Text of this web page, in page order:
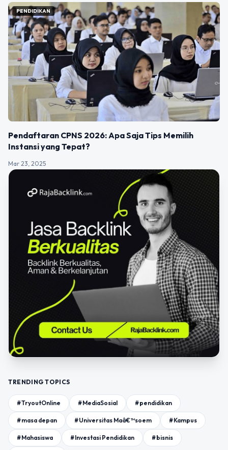
PENDIDIKAN
Pendaftaran CPNS 2026: Apa Saja Tips Memilih
Instansi yang Tepat?
Mar 23, 2025
TRENDING TOPICS
#TryoutOnline #MediaSosial #pendidikan
#masa depan #Universitas Maâ€™soem #Kampus
#Mahasiswa #Investasi Pendidikan #bisnis